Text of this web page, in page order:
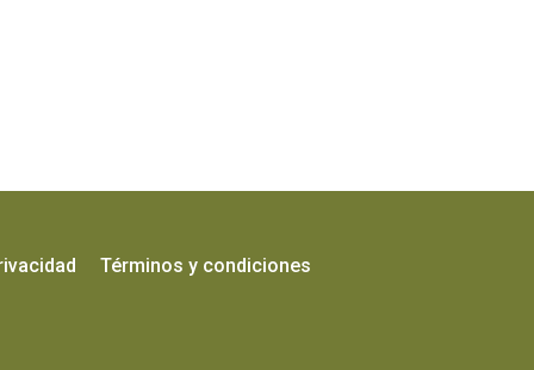
Términos y condiciones